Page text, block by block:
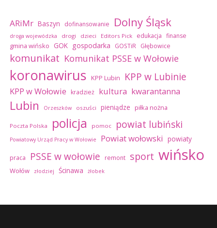
ARiMr Baszyn dofinansowanie Dolny Śląsk
droga wojewódzka drogi dzieci Editors Pick edukacja finanse
gmina wińsko GOK gospodarka GOSTiR Głębowice
komunikat Komunikat PSSE w Wołowie
koronawirus KPP Lubin KPP w Lubinie
KPP w Wołowie kradzież kultura kwarantanna
Lubin Orzeszków oszuści pieniądze piłka nożna
Poczta Polska policja pomoc powiat lubiński
Powiatowy Urząd Pracy w Wołowie Powiat wołowski powiaty
praca PSSE w wołowie remont sport wińsko
Wołów złodziej Ścinawa żłobek